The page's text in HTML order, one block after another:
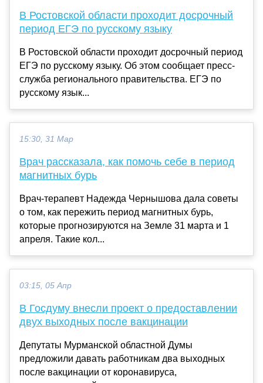
В Ростовской области проходит досрочный
период ЕГЭ по русскому языку
В Ростовской области проходит досрочный период
ЕГЭ по русскому языку. Об этом сообщает пресс-
служба регионального правительства. ЕГЭ по
русскому язык...
15:30, 31 Мар
Врач рассказала, как помочь себе в период
магнитных бурь
Врач-терапевт Надежда Чернышова дала советы
о том, как пережить период магнитных бурь,
которые прогнозируются на Земле 31 марта и 1
апреля. Такие кол...
03:15, 05 Апр
В Госдуму внесли проект о предоставлении
двух выходных после вакцинации
Депутаты Мурманской областной Думы
предложили давать работникам два выходных
после вакцинации от коронавируса,